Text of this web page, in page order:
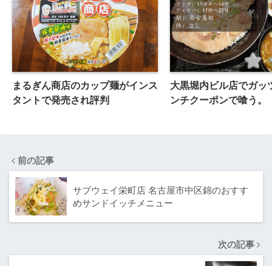
まるぎん商店のカップ麺がインス
タントで発売され評判
大黒堀内ビル店でガッ
ンチクーポンで喰う。
前の記事
サブウェイ栄町店 名古屋市中区錦のおすす
めサンドイッチメニュー
次の記事